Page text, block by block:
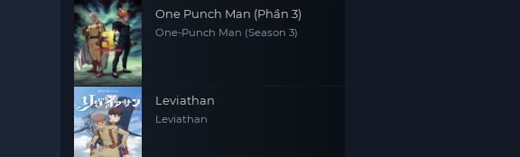
One Punch Man (Phần 3)
One-Punch Man (Season 3)
Leviathan
Leviathan